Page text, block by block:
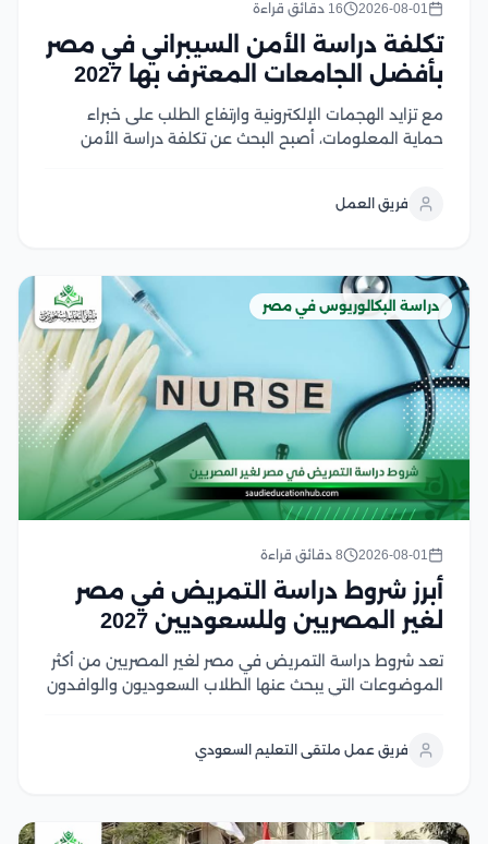
2026-08-01 16 دقائق قراءة
تكلفة دراسة الأمن السيبراني في مصر
بأفضل الجامعات المعترف بها 2027
مع تزايد الهجمات الإلكترونية وارتفاع الطلب على خبراء
حماية المعلومات، أصبح البحث عن تكلفة دراسة الأمن
يجعل اتخاذ القرار أكثر صعوبة لحسن...
فريق العمل
دراسة البكالوريوس في مصر
2026-08-01 8 دقائق قراءة
أبرز شروط دراسة التمريض في مصر
لغير المصريين وللسعوديين 2027
تعد شروط دراسة التمريض في مصر لغير المصريين من أكثر
الموضوعات التي يبحث عنها الطلاب السعوديون والوافدون
باعتراف واسع في العديد من الدول...
فريق عمل ملتقى التعليم السعودي